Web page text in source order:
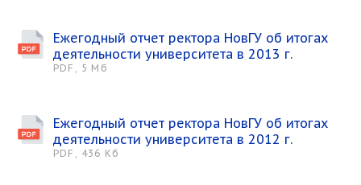
Ежегодный отчет ректора НовГУ об итогах
деятельности университета в 2013 г.
PDF, 5 Мб
Ежегодный отчет ректора НовГУ об итогах
деятельности университета в 2012 г.
PDF, 436 Кб